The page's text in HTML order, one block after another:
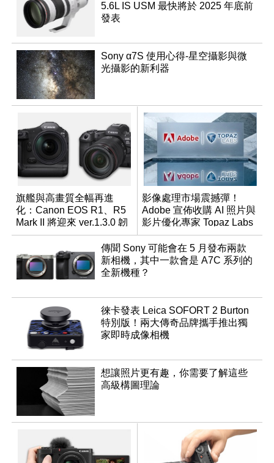
5.6L IS USM 最快將於 2025 年底前
發表
Sony α7S 使用心得-星空攝影與微
光攝影的新利器
旗艦與高畫質全幅再進
化：Canon EOS R1、R5
Mark II 將迎來 ver.1.3.0 韌
體更新
影像處理市場震撼彈！
Adobe 宣佈收購 AI 照片與
影片優化專家 Topaz Labs
傳聞 Sony 可能會在 5 月發布兩款
新相機，其中一款會是 A7C 系列的
全新機種？
徠卡發表 Leica SOFORT 2 Burton
特別版！兩大傳奇品牌攜手推出獨
家即時成像相機
想讓照片更有趣，你需要了解這些
高級構圖理論